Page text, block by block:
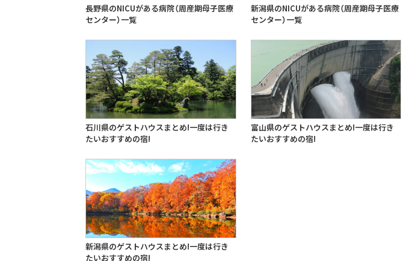
長野県のNICUがある病院（周産期母子医療
センター）一覧
新潟県のNICUがある病院（周産期母子医療
センター）一覧
石川県のゲストハウスまとめ!一度は行き
たいおすすめの宿!
富山県のゲストハウスまとめ!一度は行き
たいおすすめの宿!
新潟県のゲストハウスまとめ!一度は行き
たいおすすめの宿!